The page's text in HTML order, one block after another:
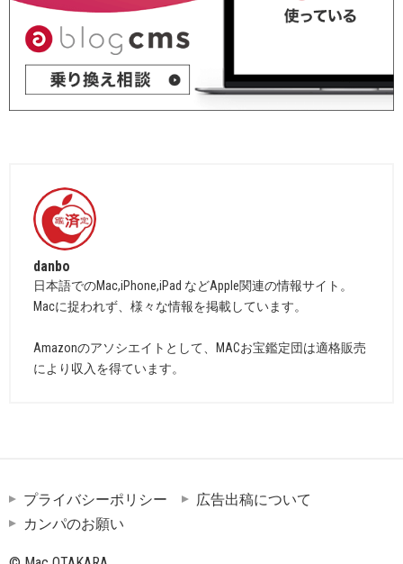
danbo
日本語でのMac,iPhone,iPad などApple関連の情報サイト。
Macに捉われず、様々な情報を掲載しています。
Amazonのアソシエイトとして、MACお宝鑑定団は適格販売
により収入を得ています。
プライバシーポリシー
広告出稿について
カンパのお願い